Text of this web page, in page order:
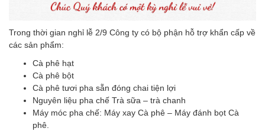
Trong thời gian nghỉ lễ 2/9 Công ty có bộ phận hỗ trợ khẩn cấp về
các sản phẩm:
Cà phê hạt
Cà phê bột
Cà phê tươi pha sẵn đóng chai tiện lợi
Nguyên liệu pha chế Trà sữa – trà chanh
Máy móc pha chế: Máy xay Cà phê – Máy đánh bọt Cà
phê.